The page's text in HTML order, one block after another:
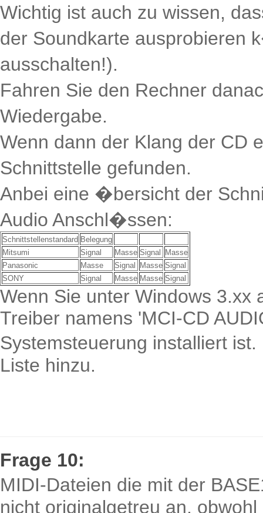
Wichtig ist auch zu wissen,
der Soundkarte ausprobieren
ausschalten!).
Fahren Sie den Rechner
Wiedergabe.
Wenn dann der Klang der CD
Schnittstelle gefunden.
Anbei eine �bersicht der
Audio Anschl�ssen:
Schnittstellenstandard Belegung
Mitsumi
Signal Masse Signal
Masse
Panasonic
Masse Signal Masse Signal
SONY
Signal Masse Masse Signal
Wenn Sie unter Windows 3.xx
Treiber namens 'MCI-CD
Systemsteuerung installiert
Liste hinzu.
Frage 10:
MIDI-Dateien die mit der
nicht originalgetreu an,